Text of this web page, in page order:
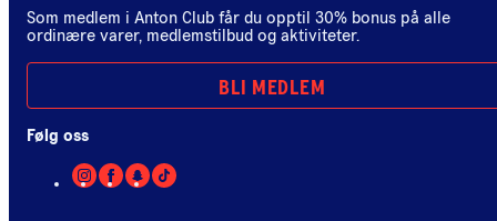
Som medlem i Anton Club får du opptil 30% bonus på alle
ordinære varer, medlemstilbud og aktiviteter.
BLI MEDLEM
Følg oss